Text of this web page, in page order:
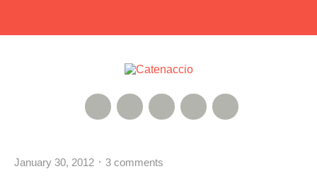
Twitter
Google+
Instagram
Xing
RSS Feed
January 30, 2012 3 comments